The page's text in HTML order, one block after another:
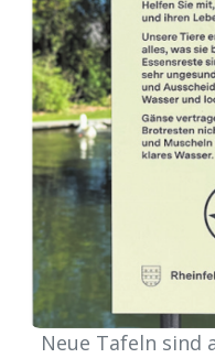
App
Neue Tafeln sind